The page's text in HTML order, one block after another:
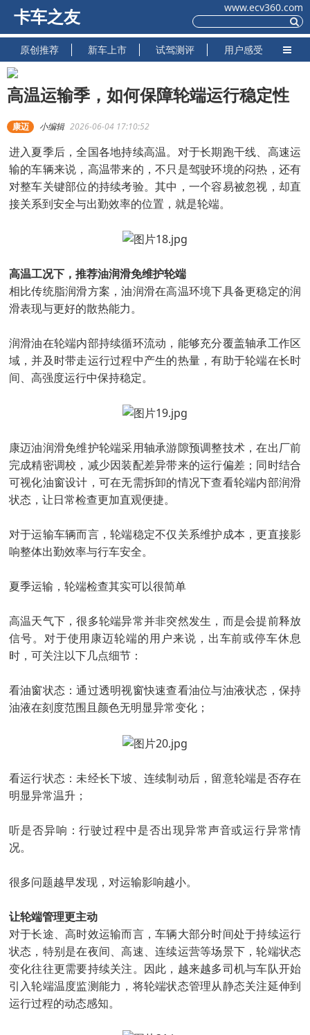
卡车之友
www.ecv360.com
原创推荐 新车上市 试驾测评 用户感受
高温运输季，如何保障轮端运行稳定性
康迈 小编辑 2026-06-04 17:10:52
进入夏季后，全国各地持续高温。对于长期跑干线、高速运
输的车辆来说，高温带来的，不只是驾驶环境的闷热，还有
对整车关键部位的持续考验。其中，一个容易被忽视，却直
接关系到安全与出勤效率的位置，就是轮端。
高温工况下，推荐油润滑免维护轮端
相比传统脂润滑方案，油润滑在高温环境下具备更稳定的润
滑表现与更好的散热能力。
润滑油在轮端内部持续循环流动，能够充分覆盖轴承工作区
域，并及时带走运行过程中产生的热量，有助于轮端在长时
间、高强度运行中保持稳定。
康迈油润滑免维护轮端采用轴承游隙预调整技术，在出厂前
完成精密调校，减少因装配差异带来的运行偏差；同时结合
可视化油窗设计，可在无需拆卸的情况下查看轮端内部润滑
状态，让日常检查更加直观便捷。
对于运输车辆而言，轮端稳定不仅关系维护成本，更直接影
响整体出勤效率与行车安全。
夏季运输，轮端检查其实可以很简单
高温天气下，很多轮端异常并非突然发生，而是会提前释放
信号。对于使用康迈轮端的用户来说，出车前或停车休息
时，可关注以下几点细节：
看油窗状态：通过透明视窗快速查看油位与油液状态，保持
油液在刻度范围且颜色无明显异常变化；
看运行状态：未经长下坡、连续制动后，留意轮端是否存在
明显异常温升；
听是否异响：行驶过程中是否出现异常声音或运行异常情
况。
很多问题越早发现，对运输影响越小。
让轮端管理更主动
对于长途、高时效运输而言，车辆大部分时间处于持续运行
状态，特别是在夜间、高速、连续运营等场景下，轮端状态
变化往往更需要持续关注。因此，越来越多司机与车队开始
引入轮端温度监测能力，将轮端状态管理从静态关注延伸到
运行过程的动态感知。